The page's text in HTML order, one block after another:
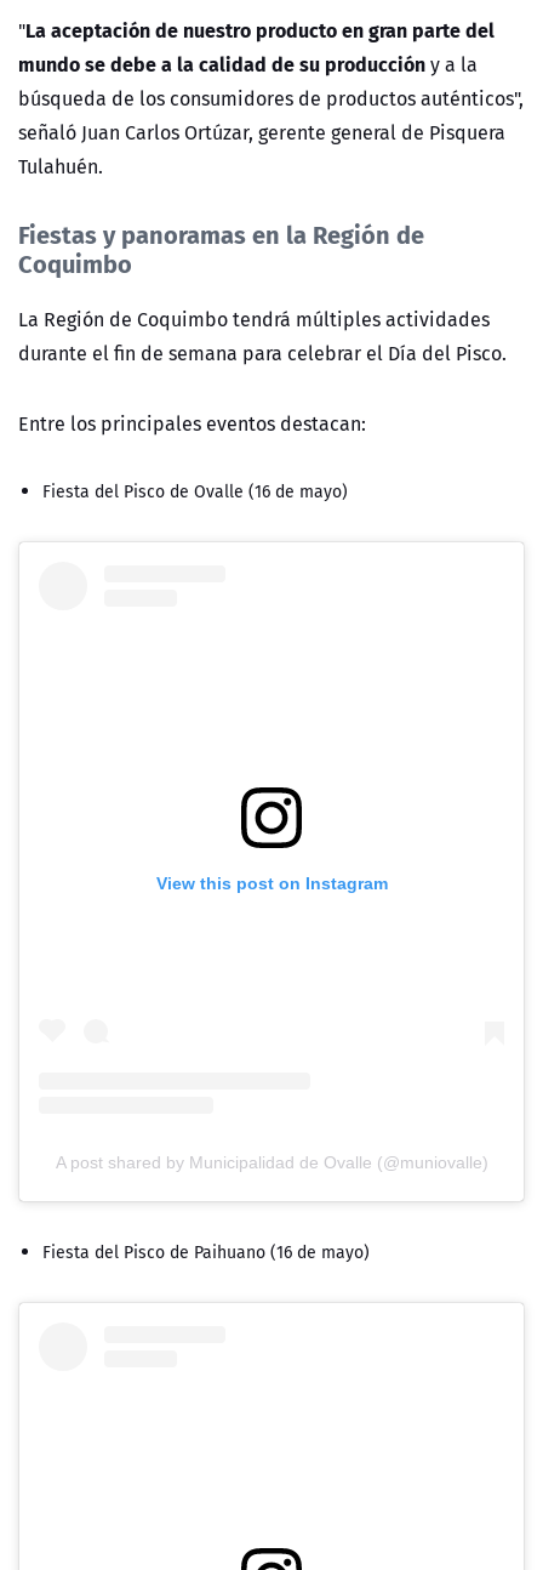
"La aceptación de nuestro producto en gran parte del
mundo se debe a la calidad de su produccióny a la
búsqueda de los consumidores de productos auténticos",
señaló Juan Carlos Ortúzar, gerente general de Pisquera
Tulahuén.
Fiestas y panoramas en la Región de
Coquimbo
La Región de Coquimbo tendrá múltiples actividades
durante el fin de semana para celebrar el Día del Pisco.
Entre los principales eventos destacan:
Fiesta del Pisco de Ovalle (16 de mayo)
View this post on Instagram
A post shared by Municipalidad de Ovalle (@muniovalle)
Fiesta del Pisco de Paihuano (16 de mayo)